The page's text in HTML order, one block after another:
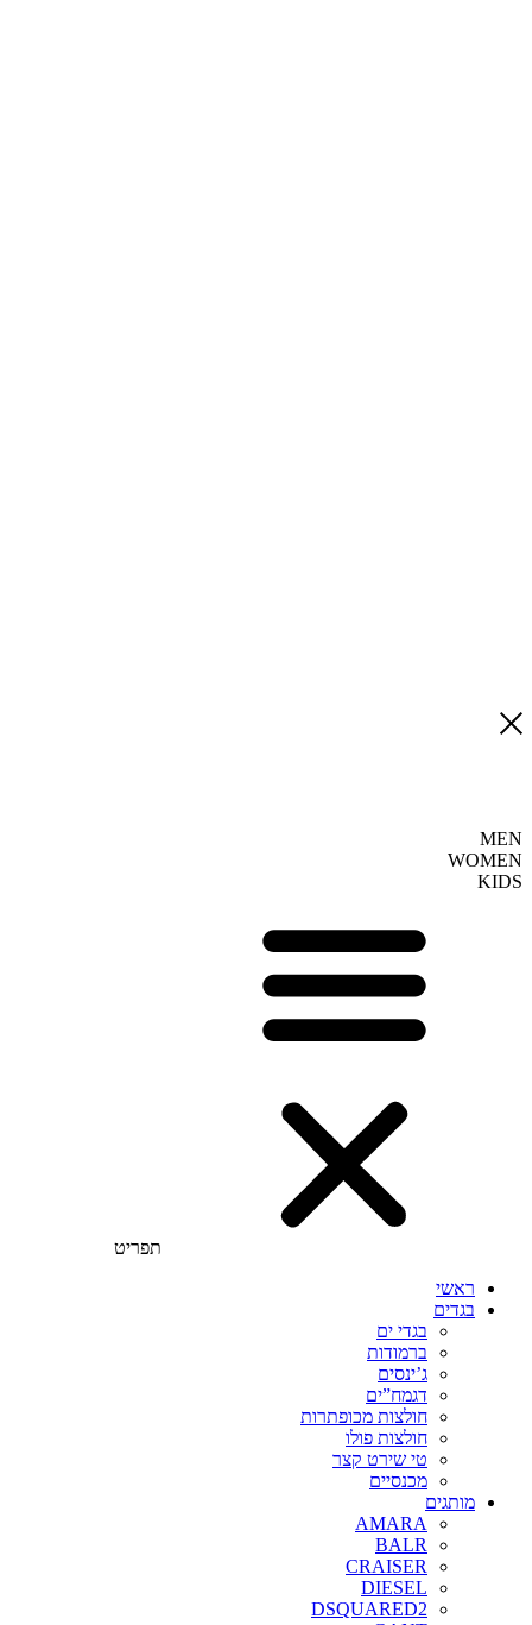
MEN
WOMEN
KIDS
תפריט
ראשי
בגדים
בגדי ים
ברמודות
ג’ינסים
דגמח”ים
חולצות מכופתרות
חולצות פולו
טי שירט קצר
מכנסיים
מותגים
AMARA
BALR
CRAISER
DIESEL
DSQUARED2